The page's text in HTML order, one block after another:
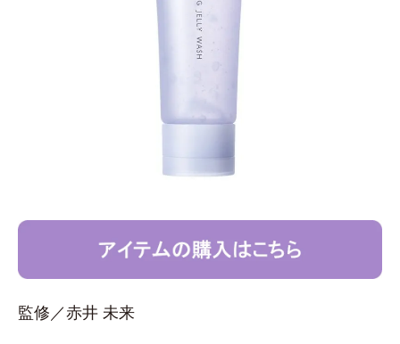
監修／赤井 未来